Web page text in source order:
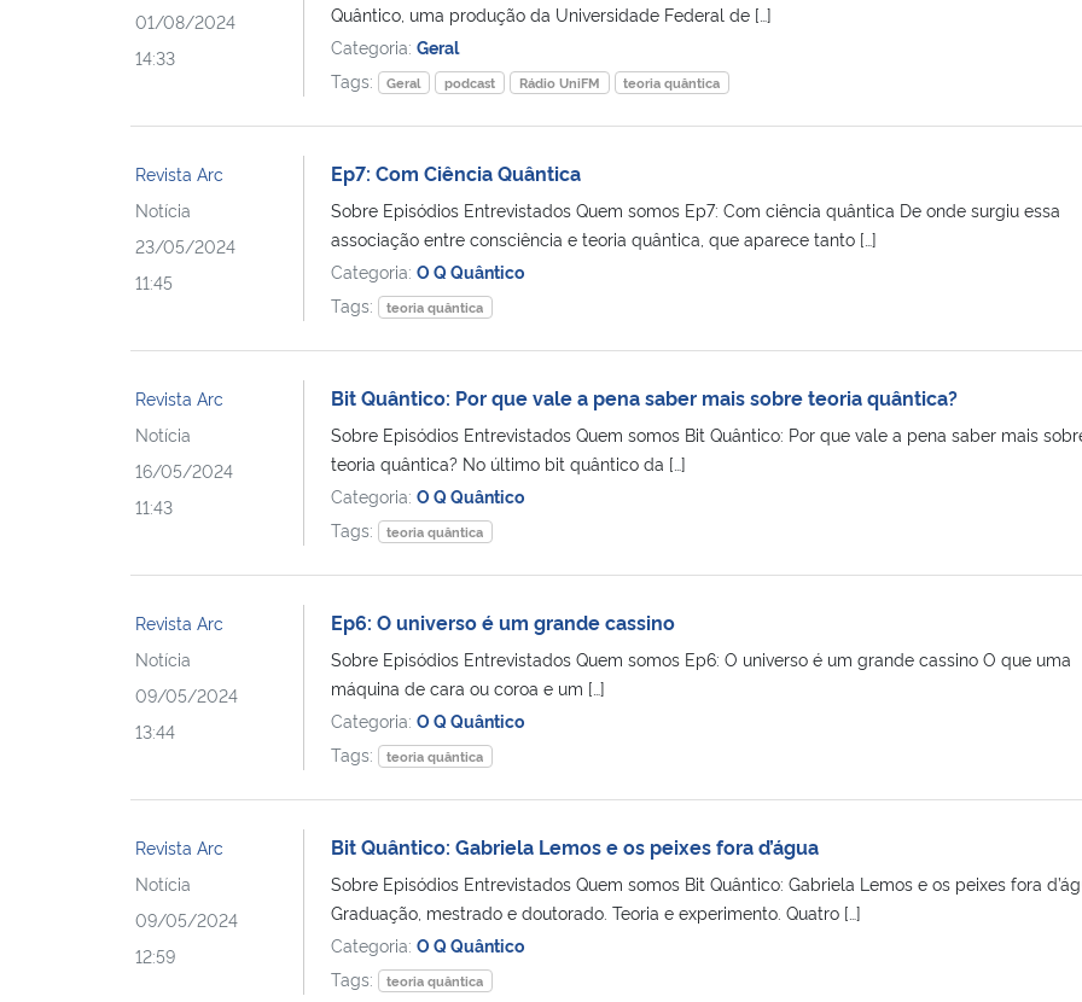
01/08/2024
14:33
Quântico, uma produção da Universidade Federal de […]
Categoria: Geral
Tags:
Geral podcast Rádio UniFM teoria quântica
Revista Arc
Notícia
23/05/2024
11:45
Ep7: Com Ciência Quântica
Sobre Episódios Entrevistados Quem somos Ep7: Com ciência quântica De onde surgiu essa
associação entre consciência e teoria quântica, que aparece tanto […]
Categoria: O Q Quântico
Tags:
teoria quântica
Revista Arc
Notícia
16/05/2024
11:43
Bit Quântico: Por que vale a pena saber mais sobre teoria quântica?
Sobre Episódios Entrevistados Quem somos Bit Quântico: Por que vale a pena saber mais
teoria quântica? No último bit quântico da […]
Categoria: O Q Quântico
Tags:
teoria quântica
Revista Arc
Notícia
09/05/2024
13:44
Ep6: O universo é um grande cassino
Sobre Episódios Entrevistados Quem somos Ep6: O universo é um grande cassino O que uma
máquina de cara ou coroa e um […]
Categoria: O Q Quântico
Tags:
teoria quântica
Revista Arc
Notícia
09/05/2024
12:59
Bit Quântico: Gabriela Lemos e os peixes fora d’água
Sobre Episódios Entrevistados Quem somos Bit Quântico: Gabriela Lemos e os peixes fora
Graduação, mestrado e doutorado. Teoria e experimento. Quatro […]
Categoria: O Q Quântico
Tags:
teoria quântica